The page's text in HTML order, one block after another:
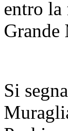
entro la
Grande
Si